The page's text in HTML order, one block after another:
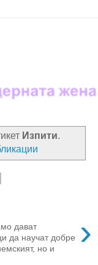
Изпити.
›
дават
да научат добре
но и